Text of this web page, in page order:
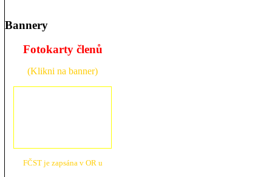
Bannery
Fotokarty členů
(Klikni na banner)
FČST je zapsána v OR u